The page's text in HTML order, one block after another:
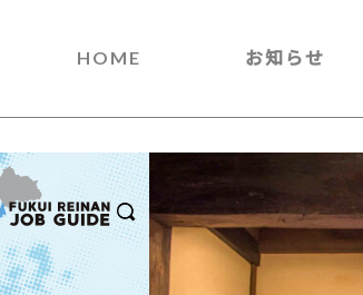
HOME お知らせ